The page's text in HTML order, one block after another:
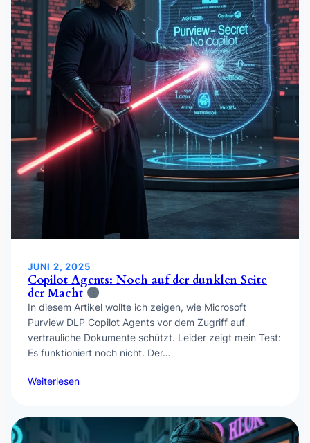
JUNI 2, 2025
Copilot Agents: Noch auf der dunklen Seite
der Macht
In diesem Artikel wollte ich zeigen, wie Microsoft
Purview DLP Copilot Agents vor dem Zugriff auf
vertrauliche Dokumente schützt. Leider zeigt mein Test:
Es funktioniert noch nicht. Der…
Weiterlesen